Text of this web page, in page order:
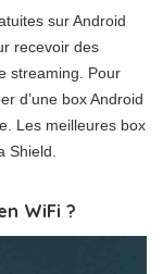
sur Android
recevoir des
streaming. Pour
d’une box Android
Les meilleures box
Shield.
WiFi ?